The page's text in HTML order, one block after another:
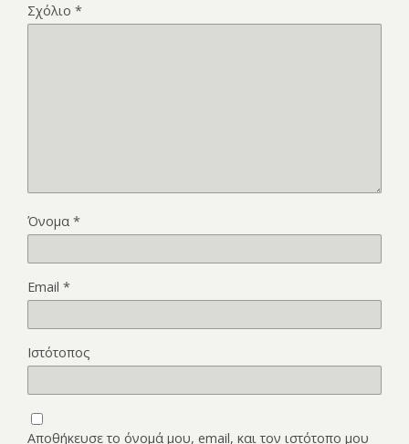
Σχόλιο *
Όνομα *
Email *
Ιστότοπος
Αποθήκευσε το όνομά μου, email, και τον ιστότοπο μου